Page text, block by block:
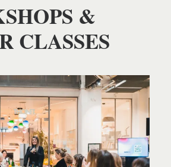
&
CLASSES